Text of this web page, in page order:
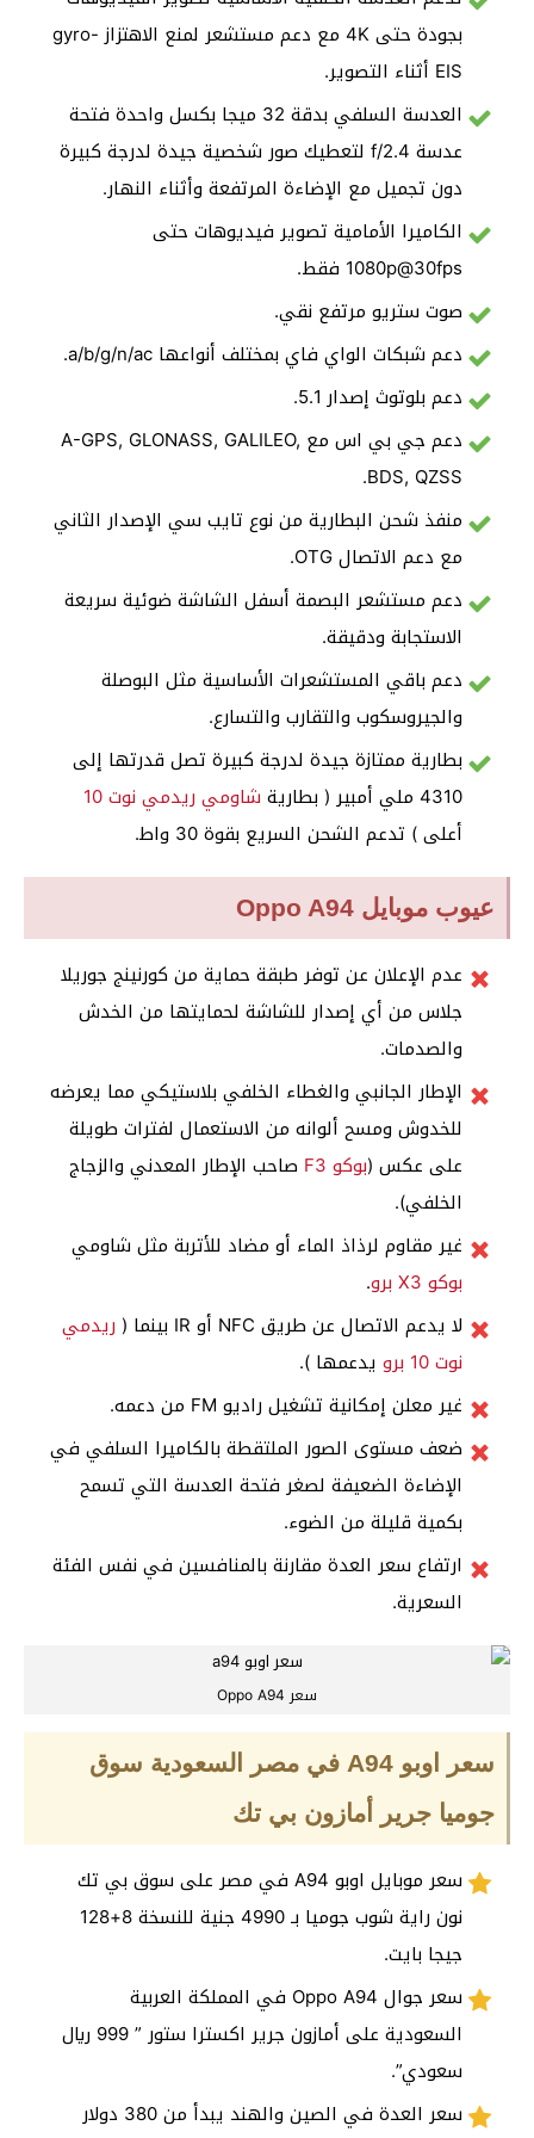
بجودة حتى 4K مع دعم مستشعر لمنع الاهتزاز gyro-
EIS أثناء التصوير.
العدسة السلفي بدقة 32 ميجا بكسل واحدة فتحة
عدسة f/2.4 لتعطيك صور شخصية جيدة لدرجة كبيرة
دون تجميل مع الإضاءة المرتفعة وأثناء النهار.
الكاميرا الأمامية تصوير فيديوهات حتى
1080p@30fps فقط.
صوت ستريو مرتفع نقي.
دعم شبكات الواي فاي بمختلف أنواعها a/b/g/n/ac.
دعم بلوتوث إصدار 5.1.
دعم جي بي اس مع A-GPS, GLONASS, GALILEO,
BDS, QZSS.
منفذ شحن البطارية من نوع تايب سي الإصدار الثاني
مع دعم الاتصال OTG.
دعم مستشعر البصمة أسفل الشاشة ضوئية سريعة
الاستجابة ودقيقة.
دعم باقي المستشعرات الأساسية مثل البوصلة
والجيروسكوب والتقارب والتسارع.
بطارية ممتازة جيدة لدرجة كبيرة تصل قدرتها إلى
4310 ملي أمبير ( بطارية
شاومي ريدمي نوت 10
أعلى ) تدعم الشحن السريع بقوة 30 واط.
عيوب موبايل Oppo A94
عدم الإعلان عن توفر طبقة حماية من كورنينج جوريلا
جلاس من أي إصدار للشاشة لحمايتها من الخدش
والصدمات.
الإطار الجانبي والغطاء الخلفي بلاستيكي مما يعرضه
للخدوش ومسح ألوانه من الاستعمال لفترات طويلة
على عكس (بوكو F3
صاحب الإطار المعدني والزجاج
الخلفي).
غير مقاوم لرذاذ الماء أو مضاد للأتربة مثل شاومي
بوكو X3 برو
.
لا يدعم الاتصال عن طريق NFC أو IR بينما (
ريدمي
نوت 10 برو
يدعمها ).
غير معلن إمكانية تشغيل راديو FM من دعمه.
ضعف مستوى الصور الملتقطة بالكاميرا السلفي في
الإضاءة الضعيفة لصغر فتحة العدسة التي تسمح
بكمية قليلة من الضوء.
ارتفاع سعر العدة مقارنة بالمنافسين في نفس الفئة
السعرية.
سعر Oppo A94
سعر اوبو A94 في مصر السعودية سوق
جوميا جرير أمازون بي تك
سعر موبايل اوبو A94 في مصر على سوق بي تك
نون راية شوب جوميا بـ 4990 جنية للنسخة 8+128
جيجا بايت.
سعر جوال Oppo A94 في المملكة العربية
السعودية على أمازون جرير اكسترا ستور ” 999 ريال
سعودي”.
سعر العدة في الصين والهند يبدأ من 380 دولار